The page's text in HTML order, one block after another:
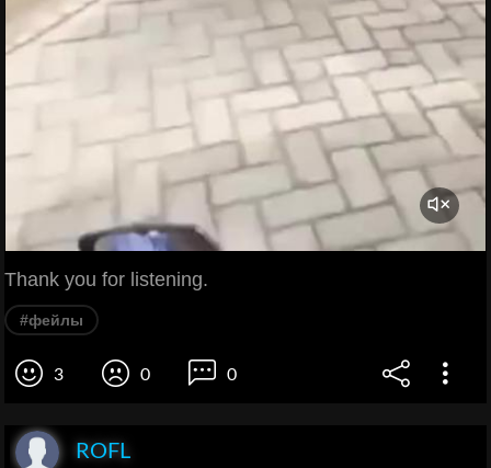
Thank you for listening.
#фейлы
3 0 0
ROFL